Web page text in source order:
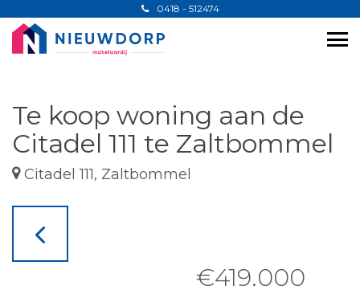
0418 - 512474
Te koop woning aan de
Citadel 111 te Zaltbommel
Citadel 111, Zaltbommel
€419.000